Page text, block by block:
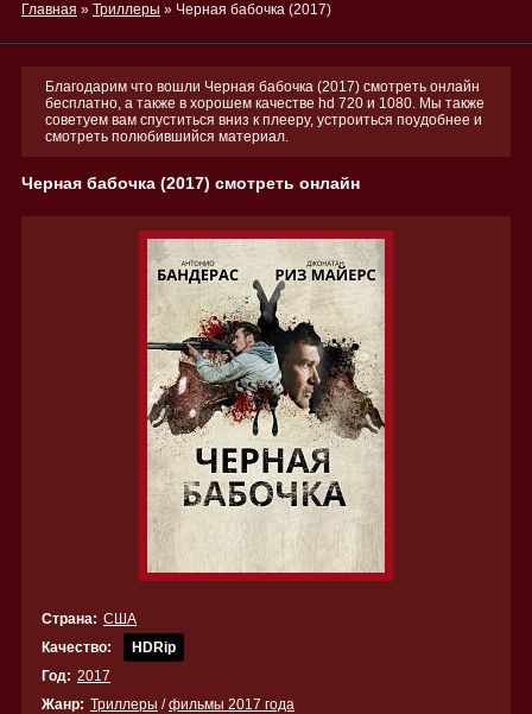
Главная » Триллеры » Черная бабочка (2017)
Благодарим что вошли Черная бабочка (2017) смотреть онлайн
бесплатно, а также в хорошем качестве hd 720 и 1080. Мы также
советуем вам спуститься вниз к плееру, устроиться поудобнее и
смотреть полюбившийся материал.
Черная бабочка (2017) смотреть онлайн
Страна: США
Качество:
HDRip
Год: 2017
Жанр: Триллеры /фильмы 2017 года